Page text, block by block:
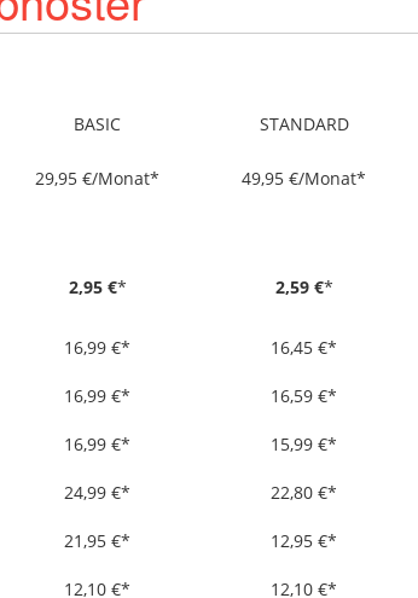
BASIC STANDARD
29,95 €/Monat* 49,95 €/Monat*
2,95 €* 2,59 €*
16,99 €* 16,45 €*
16,99 €* 16,59 €*
16,99 €* 15,99 €*
24,99 €* 22,80 €*
21,95 €* 12,95 €*
12,10 €* 12,10 €*